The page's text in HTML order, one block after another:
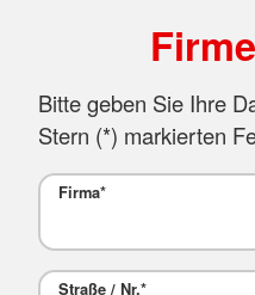
Bitte geben Sie Ihre
Stern (*) markierten
Firma*
Straße / Nr.*